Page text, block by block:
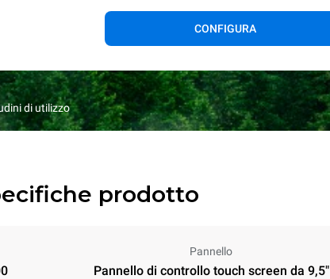
CONFIGURA
di utilizzo
prodotto
Pannello
Pannello di controllo touch screen da 9,5"